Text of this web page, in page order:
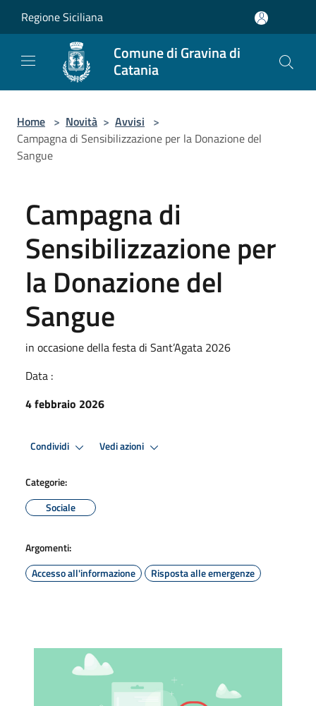
Regione Siciliana
Comune di Gravina di
Catania
Home > Novità > Avvisi >
Campagna di Sensibilizzazione per la Donazione del
Sangue
Campagna di
Sensibilizzazione per
la Donazione del
Sangue
in occasione della festa di Sant’Agata 2026
Data :
4 febbraio 2026
Condividi Vedi azioni
Categorie:
Sociale
Argomenti:
Accesso all'informazione
Risposta alle emergenze